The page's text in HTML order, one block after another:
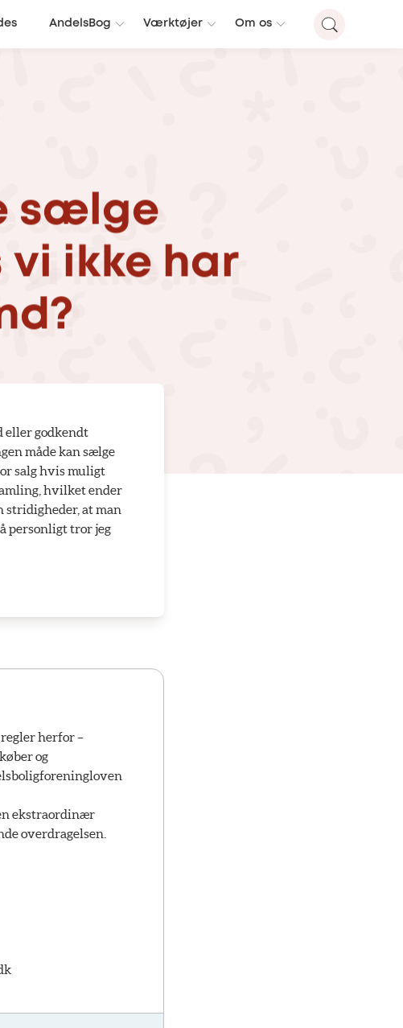
AndelsBog Værktøjer Om os
sælge
vi ikke har
eller godkendt
måde kan sælge
salg hvis muligt
hvilket ender
stridigheder, at man
personligt tror jeg
herfor –
og
ekstraordinær
overdragelsen.